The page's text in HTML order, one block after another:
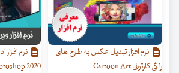
نرم افزار تبدیل عکس به طرح های
رنگی کارتونی Cartoon Art
2020